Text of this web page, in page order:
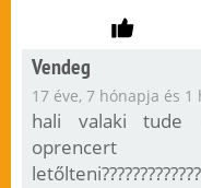
Vendeg
17 éve, 7 hónapja és 1
hali valaki tude